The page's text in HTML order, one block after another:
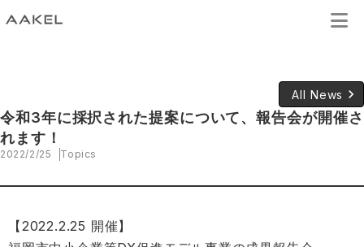
All News keyboard_arrow_right
令和3年に採択された提案について、報告会が開催さ
れます！
2022/2/25 Topics
【2022.2.25 開催】